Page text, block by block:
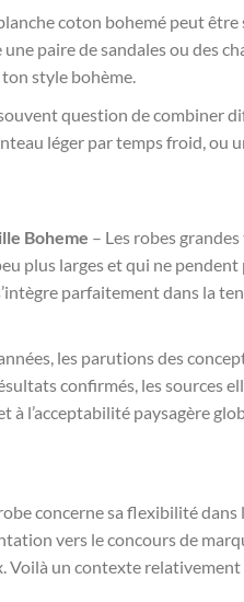
coton bohemé peut
paire de sandales ou des
style bohème.
question de combiner
léger par temps froid, ou
Boheme – Les robes
plus larges et qui ne pendent
parfaitement dans la
les parutions des
confirmés, les sources
à l’acceptabilité paysagère
concerne sa flexibilité
vers le concours de
Voilà un contexte